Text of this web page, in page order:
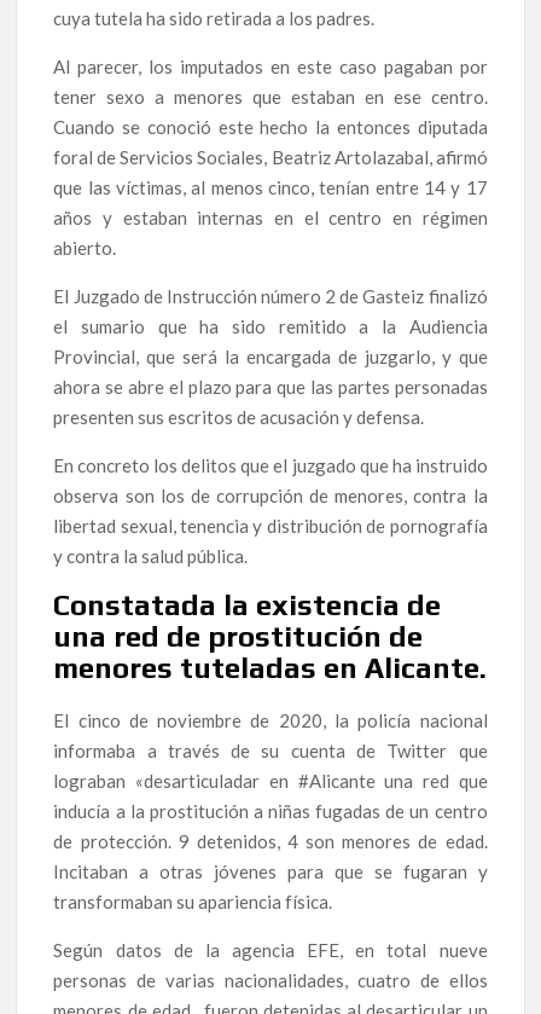
cuya tutela ha sido retirada a los padres.
Al parecer, los imputados en este caso pagaban por
tener sexo a menores que estaban en ese centro.
Cuando se conoció este hecho la entonces diputada
foral de Servicios Sociales, Beatriz Artolazabal, afirmó
que las víctimas, al menos cinco, tenían entre 14 y 17
años y estaban internas en el centro en régimen
abierto.
El Juzgado de Instrucción número 2 de Gasteiz finalizó
el sumario que ha sido remitido a la Audiencia
Provincial, que será la encargada de juzgarlo, y que
ahora se abre el plazo para que las partes personadas
presenten sus escritos de acusación y defensa.
En concreto los delitos que el juzgado que ha instruido
observa son los de corrupción de menores, contra la
libertad sexual, tenencia y distribución de pornografía
y contra la salud pública.
Constatada la existencia de
una red de prostitución de
menores tuteladas en Alicante.
El cinco de noviembre de 2020, la policía nacional
informaba a través de su cuenta de Twitter que
lograban «desarticuladar en #Alicanteuna red que
inducía a la prostitución a niñas fugadas de un centro
de protección. 9 detenidos, 4 son menores de edad.
Incitaban a otras jóvenes para que se fugaran y
transformaban su apariencia física.
Según datos de la agencia EFE, en total nueve
personas de varias nacionalidades, cuatro de ellos